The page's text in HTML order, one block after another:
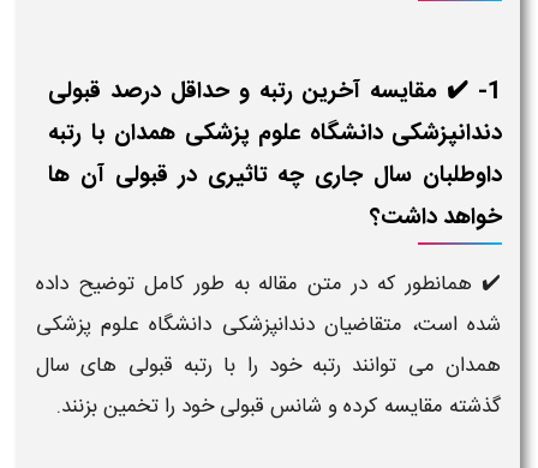
1- ✔️ مقایسه آخرین رتبه و حداقل درصد قبولی
دندانپزشکی دانشگاه علوم پزشکی همدان با رتبه
داوطلبان سال جاری چه تاثیری در قبولی آن ها
خواهد داشت؟
✔️ همانطور که در متن مقاله به طور کامل توضیح داده
شده است، متقاضیان دندانپزشکی دانشگاه علوم پزشکی
همدان می توانند رتبه خود را با رتبه قبولی های سال
گذشته مقایسه کرده و شانس قبولی خود را تخمین بزنند.